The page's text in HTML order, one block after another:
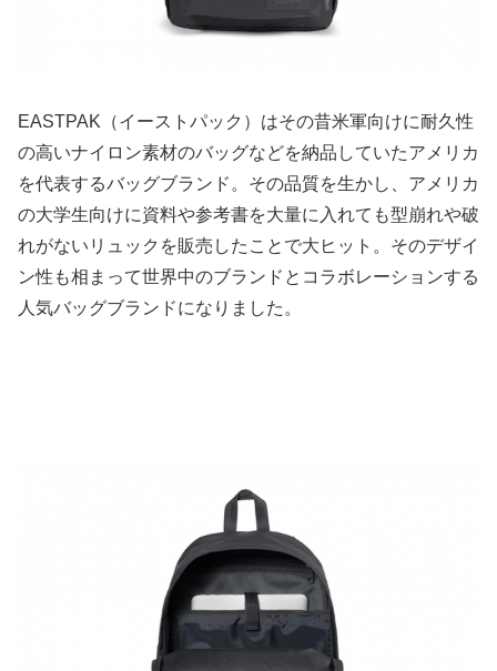
EASTPAK（イーストパック）はその昔米軍向けに耐久性
の高いナイロン素材のバッグなどを納品していたアメリカ
を代表するバッグブランド。その品質を生かし、アメリカ
の大学生向けに資料や参考書を大量に入れても型崩れや破
れがないリュックを販売したことで大ヒット。そのデザイ
ン性も相まって世界中のブランドとコラボレーションする
人気バッグブランドになりました。